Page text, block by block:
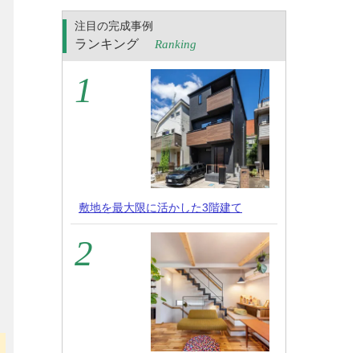
注目の完成事例
ランキング Ranking
敷地を最大限に活かした3階建て